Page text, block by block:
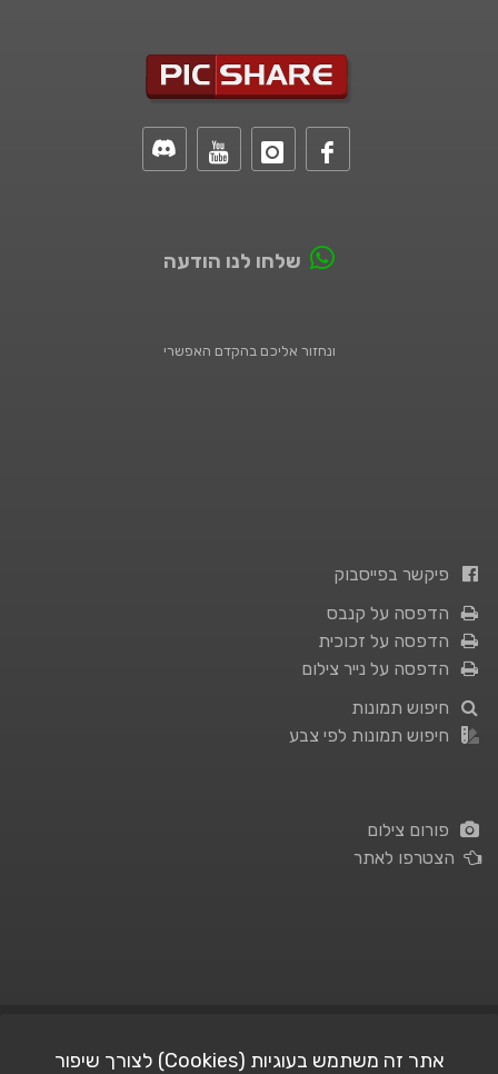
שלחו לנו הודעה
ונחזור אליכם בהקדם האפשרי
פיקשר בפייסבוק
הדפסה על קנבס
הדפסה על זכוכית
הדפסה על נייר צילום
חיפוש תמונות
חיפוש תמונות לפי צבע
פורום צילום
הצטרפו לאתר
אתר זה משתמש בעוגיות (Cookies) לצורך שיפור